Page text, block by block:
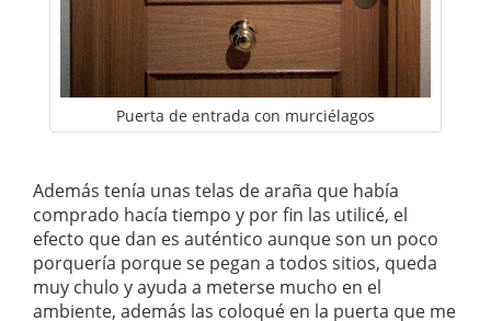
Puerta de entrada con murciélagos
Además tenía unas telas de araña que había
comprado hacía tiempo y por fin las utilicé, el
efecto que dan es auténtico aunque son un poco
porquería porque se pegan a todos sitios, queda
muy chulo y ayuda a meterse mucho en el
ambiente, además las coloqué en la puerta que me